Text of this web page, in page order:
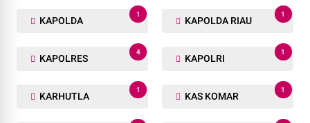
KAPOLDA
1
KAPOLDA RIAU
1
KAPOLRES
4
KAPOLRI
1
KARHUTLA
1
KAS KOMAR
1